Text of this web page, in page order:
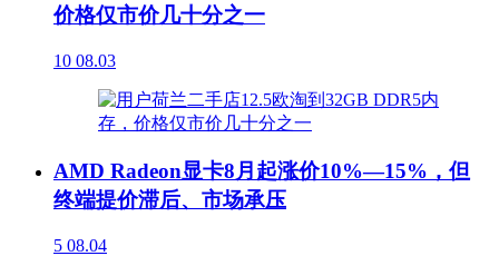
价格仅市价几十分之一
10 08.03
AMD Radeon显卡8月起涨价10%—15%，但
终端提价滞后、市场承压
5 08.04